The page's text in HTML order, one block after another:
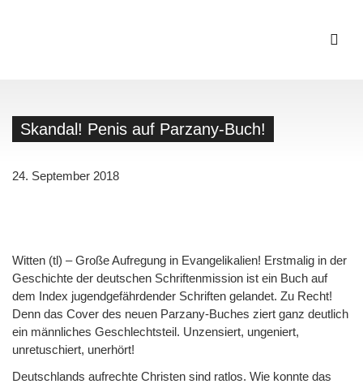
Skandal! Penis auf Parzany-Buch!
24. September 2018
Witten (tl) – Große Aufregung in Evangelikalien! Erstmalig in der
Geschichte der deutschen Schriftenmission ist ein Buch auf
dem Index jugendgefährdender Schriften gelandet. Zu Recht!
Denn das Cover des neuen Parzany-Buches ziert ganz deutlich
ein männliches Geschlechtsteil. Unzensiert, ungeniert,
unretuschiert, unerhört!
Deutschlands aufrechte Christen sind ratlos. Wie konnte das